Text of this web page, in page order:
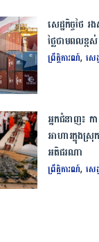
សេដ្ឋកិច្ច​ថៃ​
ថ្លៃ​ថាមពល​ខ្ពស់​
ព្រឹត្តិការណ៍, សេដ្
អ្នកជំនាញ​៖
អាហារ​ក្នុង​ស្
អតិផរណា
ព្រឹត្តិការណ៍, សេដ្